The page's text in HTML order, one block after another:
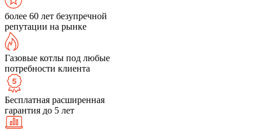
более 60 лет безупречной
репутации на рынке
Газовые котлы под любые
потребности клиента
Бесплатная расширенная
гарантия до 5 лет